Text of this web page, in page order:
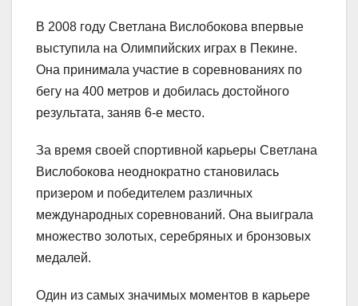
В 2008 году Светлана Вислобокова впервые
выступила на Олимпийских играх в Пекине.
Она принимала участие в соревнованиях по
бегу на 400 метров и добилась достойного
результата, заняв 6-е место.
За время своей спортивной карьеры Светлана
Вислобокова неоднократно становилась
призером и победителем различных
международных соревнований. Она выиграла
множество золотых, серебряных и бронзовых
медалей.
Один из самых значимых моментов в карьере